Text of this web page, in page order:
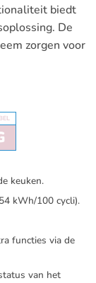
biedt
De
zorgen voor
keuken.
kWh/100 cycli).
functies via de
van het